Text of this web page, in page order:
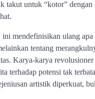
takut untuk “kotor”
ini mendefinisikan ulang
tentang
Karya-karya
terhadap potensi tak
artistik diperkuat,